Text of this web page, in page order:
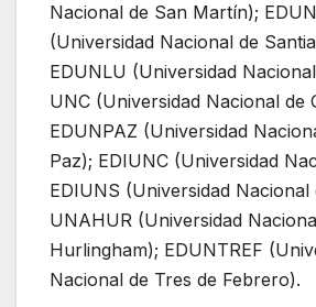
Nacional de San Martín);
(Universidad Nacional de
EDUNLU (Universidad
UNC (Universidad Nacional de
EDUNPAZ (Universidad
Paz); EDIUNC (Universidad
EDIUNS (Universidad Nacional
UNAHUR (Universidad
Hurlingham); EDUNTREF
Nacional de Tres de Febrero).